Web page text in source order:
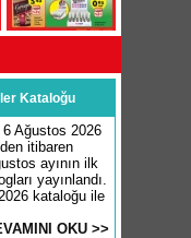
Kataloğu
Ağustos 2026
itibaren
ayının ilk
yayınlandı.
kataloğu ile
OKU >>